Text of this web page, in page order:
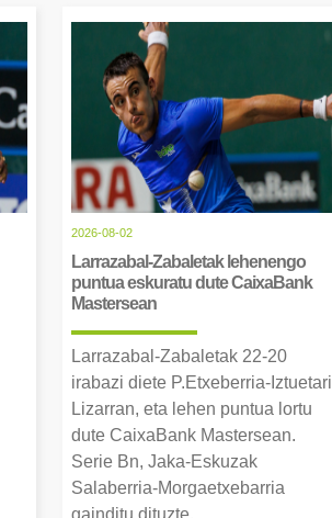
2026-08-02
Larrazabal-Zabaletak lehenengo
puntua eskuratu dute CaixaBank
Mastersean
Larrazabal-Zabaletak 22-20
irabazi diete P.Etxeberria-Iztuetari
Lizarran, eta lehen puntua lortu
dute CaixaBank Mastersean.
Serie Bn, Jaka-Eskuzak
Salaberria-Morgaetxebarria
gainditu dituzte.